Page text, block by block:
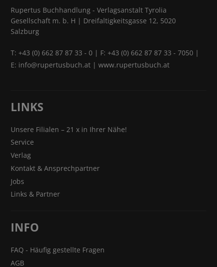
Rupertus Buchhandlung - Verlagsanstalt Tyrolia
Gesellschaft m. b. H | Dreifaltigkeitsgasse 12, 5020
Salzburg
T:+43 (0) 662 87 87 33 - 0 | F: +43 (0) 662 87 87 33 - 7050 |
E: info@rupertusbuch.at |www.rupertusbuch.at
LINKS
Unsere Filialen – 21 x in Ihrer Nähe!
Service
Verlag
Kontakt & Ansprechpartner
Jobs
Links & Partner
INFO
FAQ - Häufig gestellte Fragen
AGB